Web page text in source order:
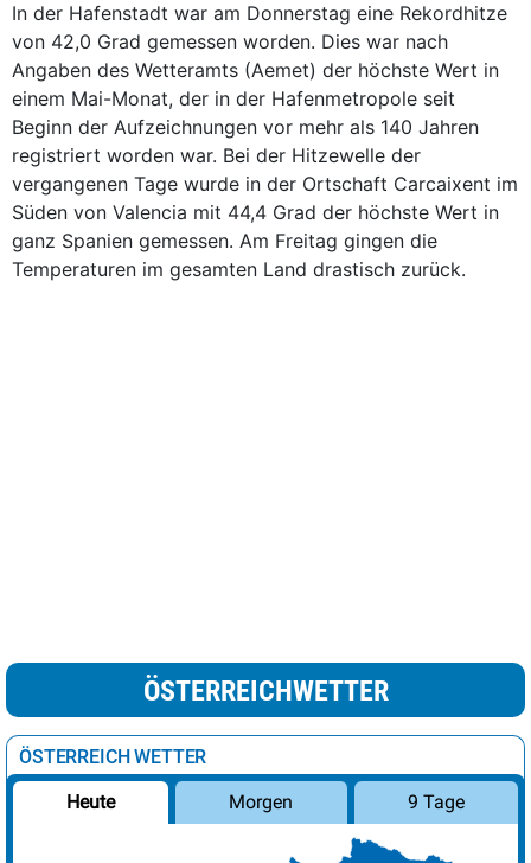
In der Hafenstadt war am Donnerstag eine Rekordhitze
von 42,0 Grad gemessen worden. Dies war nach
Angaben des Wetteramts (Aemet) der höchste Wert in
einem Mai-Monat, der in der Hafenmetropole seit
Beginn der Aufzeichnungen vor mehr als 140 Jahren
registriert worden war. Bei der Hitzewelle der
vergangenen Tage wurde in der Ortschaft Carcaixent im
Süden von Valencia mit 44,4 Grad der höchste Wert in
ganz Spanien gemessen. Am Freitag gingen die
Temperaturen im gesamten Land drastisch zurück.
ÖSTERREICHWETTER
ÖSTERREICH WETTER
Heute Morgen 9 Tage